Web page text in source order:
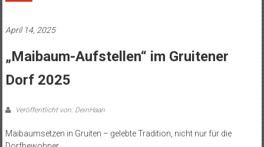
April 14, 2025
„Maibaum-Aufstellen“ im Gruitener
Dorf 2025
Veröffentlicht von: DeinHaan
Maibaumsetzen in Gruiten – gelebte Tradition, nicht nur für die